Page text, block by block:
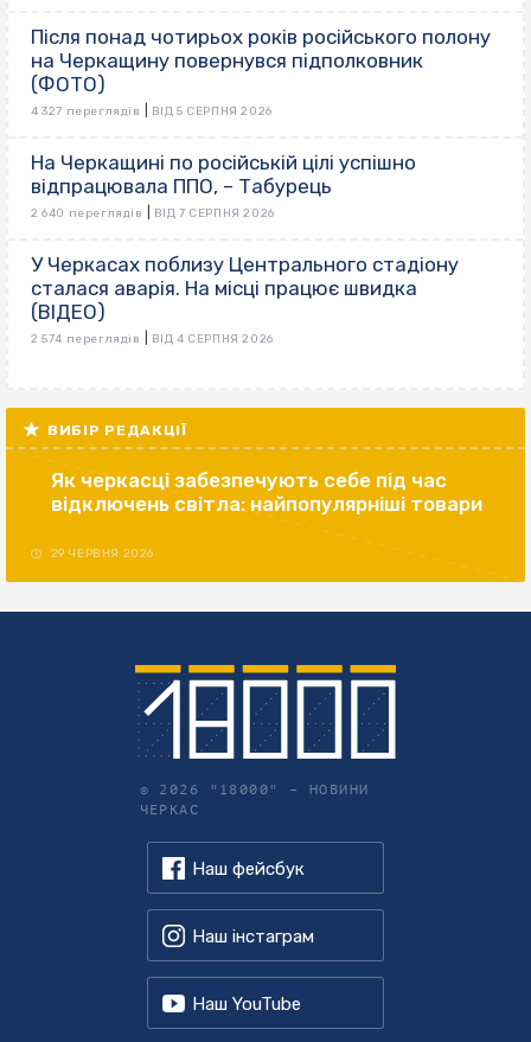
Після понад чотирьох років російського полону
на Черкащину повернувся підполковник
(ФОТО)
4 327 переглядів ВІД 5 СЕРПНЯ 2026
На Черкащині по російській цілі успішно
відпрацювала ППО, – Табурець
2 640 переглядів ВІД 7 СЕРПНЯ 2026
У Черкасах поблизу Центрального стадіону
сталася аварія. На місці працює швидка
(ВІДЕО)
2 574 переглядів ВІД 4 СЕРПНЯ 2026
ВИБІР РЕДАКЦІЇ
Як черкасці забезпечують себе під час
відключень світла: найпопулярніші товари
29 ЧЕРВНЯ 2026
© 2026 "18000" – НОВИНИ
ЧЕРКАС
Наш фейсбук
Наш інстаграм
Наш YouTube